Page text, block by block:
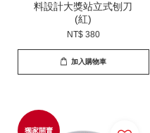
料設計大獎站立式刨刀
(紅)
NT$ 380
加入購物車
獨家開賣